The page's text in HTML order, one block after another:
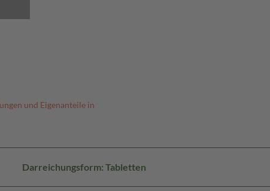
und Eigenanteile in
Darreichungsform: Tabletten